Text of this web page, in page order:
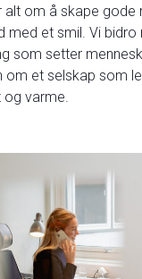
alt om å skape
med et smil. Vi bidro
som setter
om et selskap som
og varme.